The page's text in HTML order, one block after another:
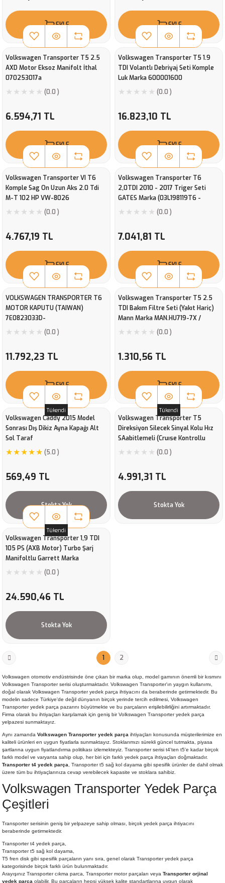
EKLE EKLE
Volkswagen Transporter T5 2.5
AXD Motor Eksoz Manifolt İthal
070253017a
(0.0 )
6.594,71 TL
EKLE
Volkswagen Transporter T5 1.9
TDI Volantlı Debriyaj Seti Komple
Luk Marka 600001600
(0.0 )
16.823,10 TL
EKLE
Volkswagen Transporter VI T6
Komple Sag On Uzun Aks 2.0 Tdi
M-T 102 HP VW-8026
(0.0 )
4.767,19 TL
EKLE
Volkswagen Transporter T6
2,0TDI 2010 - 2017 Triger Seti
GATES Marka (03L198119T6 -
K025649XS) (0.0 )
7.041,81 TL
EKLE
VOLKSWAGEN TRANSPORTER T6
MOTOR KAPUTU (TAIWAN)
7E0823033D-
(0.0 )
11.792,23 TL
EKLE
Volkswagen Transporter T5 2.5
TDI Bakım Filtre Seti (Yakıt Hariç)
Mann Marka MAN.HU719-7X /
MAN.C32191 / MAN.CUK284
(0.0 )
1.310,56 TL
EKLE
Tükendi
Volkswagen Caddy 2015 Model
Sonrası Dış Dikiz Ayna Kapağı Alt
Sol Taraf
(5.0 )
569,49 TL
Stokta Yok
Tükendi
Volkswagen Transporter T5
Direksiyon Silecek Sinyal Kolu Hız
SAabitlemeli (Cruıse Kontrollu
)Valeo 251660 6Q0953513G
(0.0 )
4.991,31 TL
Stokta Yok
Tükendi
Volkswagen Transporter 1,9 TDI
105 PS (AXB Motor) Turbo Şarj
Manifoltlu Garrett Marka
7518515004S (0.0 )
24.590,46 TL
Stokta Yok
1 2
Volkswagen otomotiv endüstrisinde öne çıkan bir marka olup, model gamının önemli bir kısmını
Volkswagen Transporter serisi oluşturmaktadır. Volkswagen Transporter'ın yaygın kullanımı,
doğal olarak Volkswagen Transporter yedek parça ihtiyacını da beraberinde getirmektedir. Bu
modelin sadece Türkiye'de değil dünyanın birçok yerinde tercih edilmesi, Volkswagen
Transporter yedek parça pazarını büyütmekte ve bu parçaların erişilebilirliğini artırmaktadır.
Firma olarak bu ihtiyaçları karşılamak için geniş bir Volkswagen Transporter yedek parça
yelpazesi sunmaktayız.
Aynı zamanda Volkswagen Transporter yedek parça ihtiyaçları konusunda müşterilerimize en
kaliteli ürünleri en uygun fiyatlarla sunmaktayız. Stoklarımızı sürekli güncel tutmakta, piyasa
şartlarına uygun fiyatlandırma politikası izlemekteyiz. Transporter serisi t4'ten t5'e kadar birçok
farklı model ve varyanta sahip olup, her biri için farklı yedek parça ihtiyaçları doğmaktadır.
Transporter t4 yedek parça , Transporter t5 sağ kol dayama gibi spesifik ürünler de dahil olmak
üzere tüm bu ihtiyaçlarınıza cevap verebilecek kapasite ve stoklara sahibiz.
Volkswagen Transporter Yedek Parça
Çeşitleri
Transporter serisinin geniş bir yelpazeye sahip olması, birçok yedek parça ihtiyacını
beraberinde getirmektedir.
Transporter t4 yedek parça,
Transporter t5 sağ kol dayama,
T5 fren disk gibi spesifik parçaların yanı sıra, genel olarak Transporter yedek parça
kategorisinde birçok farklı ürün bulunmaktadır.
Arayışınız Transporter cıkma parca, Transporter motor parçaları veya Transporter orjinal
yedek parça olabilir. Bu parçaların hepsi yüksek kalite standartlarına uygun olarak